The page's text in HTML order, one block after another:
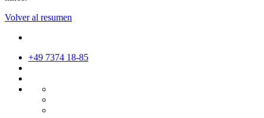
Volver al resumen
+49 7374 18-85